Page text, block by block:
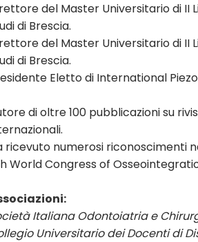
del Master Universitario di II
di Brescia.
del Master Universitario di II
di Brescia.
Eletto di International
di oltre 100 pubblicazioni su
ricevuto numerosi riconoscimenti
World Congress of
Italiana Odontoiatria e
Universitario dei Docenti di